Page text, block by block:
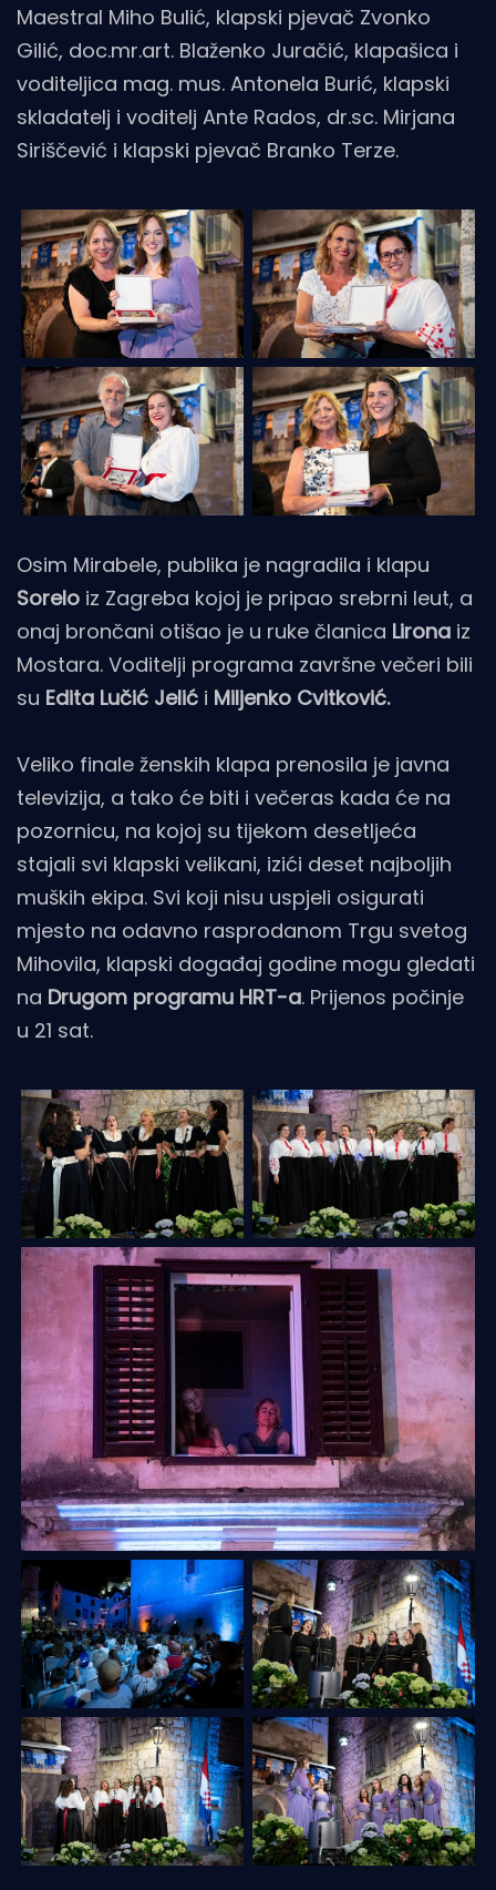
Maestral Miho Bulić, klapski pjevač Zvonko
Gilić, doc.mr.art. Blaženko Juračić, klapašica i
voditeljica mag. mus. Antonela Burić, klapski
skladatelj i voditelj Ante Rados, dr.sc. Mirjana
Siriščević i klapski pjevač Branko Terze.
Osim Mirabele, publika je nagradila i klapu
Sorelo iz Zagreba kojoj je pripao srebrni leut, a
onaj brončani otišao je u ruke članica Lirona iz
Mostara. Voditelji programa završne večeri bili
su Edita Lučić Jelić i Miljenko Cvitković.
Veliko finale ženskih klapa prenosila je javna
televizija, a tako će biti i večeras kada će na
pozornicu, na kojoj su tijekom desetljeća
stajali svi klapski velikani, izići deset najboljih
muških ekipa. Svi koji nisu uspjeli osigurati
mjesto na odavno rasprodanom Trgu svetog
Mihovila, klapski događaj godine mogu gledati
na Drugom programu HRT-a. Prijenos počinje
u 21 sat.